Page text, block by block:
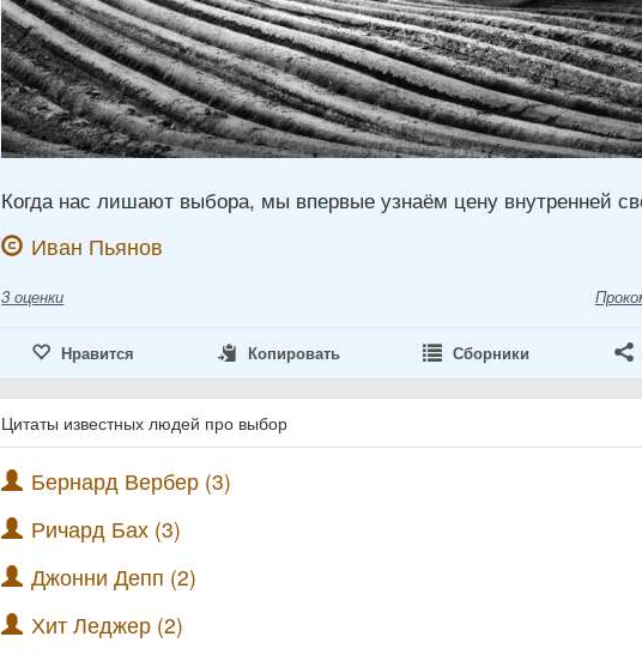
Когда нас лишают выбора, мы впервые узнаём цену внутренней
Иван Пьянов
3 оценки
Нравится Копировать Сборники
Цитаты известных людей про выбор
Бернард Вербер (3)
Ричард Бах (3)
Джонни Депп (2)
Хит Леджер (2)